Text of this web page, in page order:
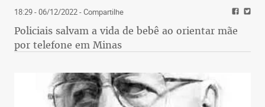
18:29 - 06/12/2022- Compartilhe
Policiais salvam a vida de bebê ao orientar mãe
por telefone em Minas